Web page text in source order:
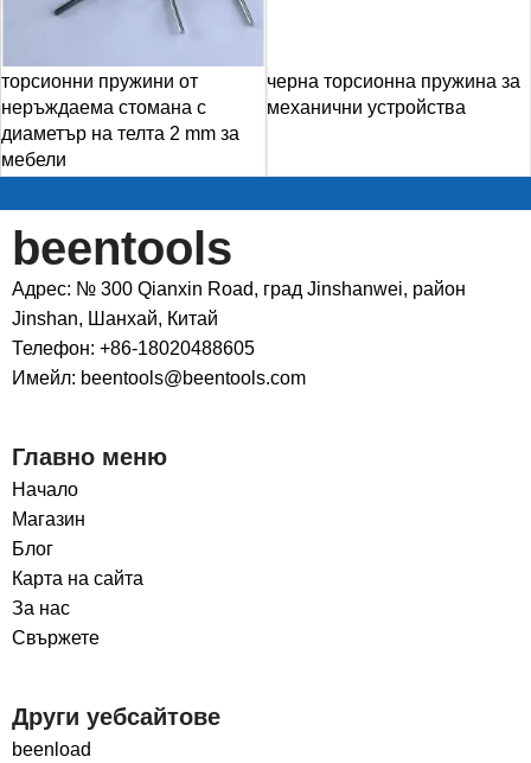
торсионни пружини от
неръждаема стомана с
диаметър на телта 2 mm за
мебели
черна торсионна пружина за
механични устройства
beentools
Адрес: № 300 Qianxin Road, град Jinshanwei, район
Jinshan, Шанхай, Китай
Телефон: +86-18020488605
Имейл: beentools@beentools.com
Главно меню
Начало
Магазин
Блог
Карта на сайта
За нас
Свържете
Други уебсайтове
beenload